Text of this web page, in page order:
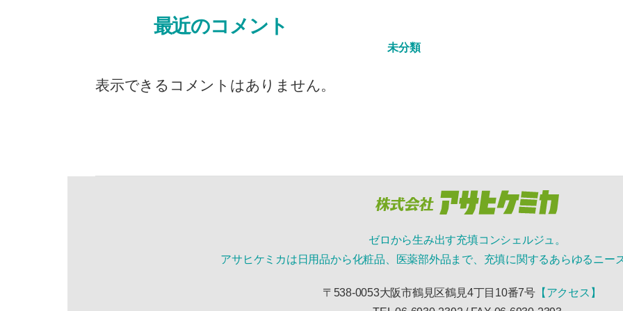
最近のコメント
表示できるコメントはありません。
未分類
ゼロから生み出す充填コンシェルジュ。
アサヒケミカは日用品から化粧品、医薬部外品まで、充填に関するあらゆるニー
〒538-0053大阪市鶴見区鶴見4丁目10番7号【アクセス】